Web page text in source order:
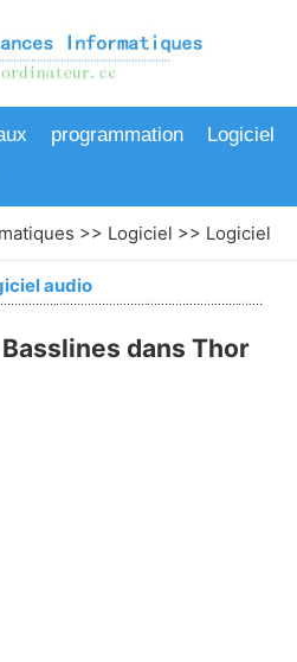
programmation
Logiciel
>> Logiciel >> Logiciel
audio
dans Thor